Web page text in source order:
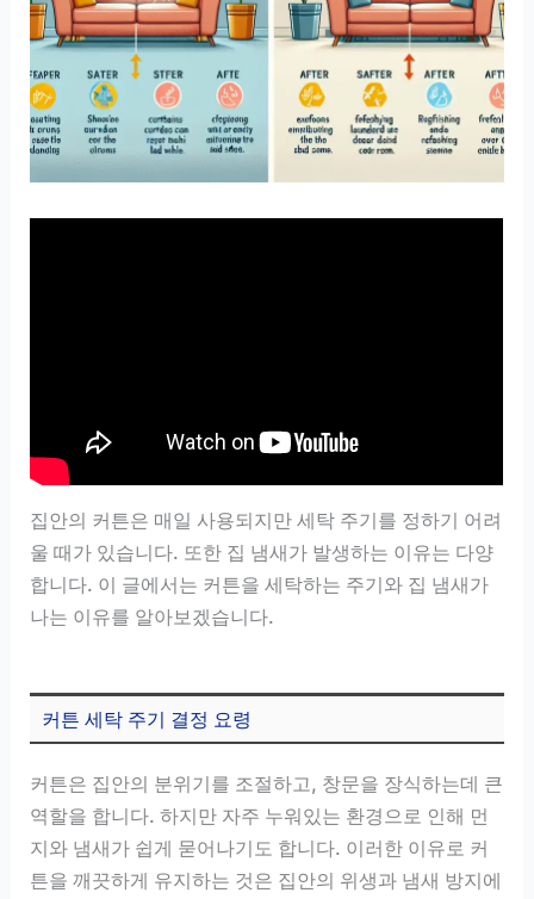
집안의 커튼은 매일 사용되지만 세탁 주기를 정하기 어려
울 때가 있습니다. 또한 집 냄새가 발생하는 이유는 다양
합니다. 이 글에서는 커튼을 세탁하는 주기와 집 냄새가
나는 이유를 알아보겠습니다.
커튼 세탁 주기 결정 요령
커튼은 집안의 분위기를 조절하고, 창문을 장식하는데 큰
역할을 합니다. 하지만 자주 누워있는 환경으로 인해 먼
지와 냄새가 쉽게 묻어나기도 합니다. 이러한 이유로 커
튼을 깨끗하게 유지하는 것은 집안의 위생과 냄새 방지에